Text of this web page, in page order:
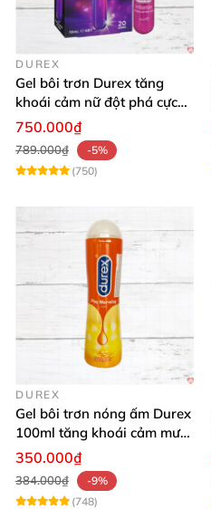
DUREX
Gel bôi trơn Durex tăng
khoái cảm nữ đột phá cực
thích
750.000₫
789.000₫
-5%
(750)
DUREX
Gel bôi trơn nóng ấm Durex
100ml tăng khoái cảm mượt
mà
350.000₫
384.000₫
-9%
(748)